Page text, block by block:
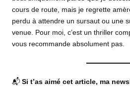
cours de route, mais je regrette
perdu à attendre un sursaut ou une
venue. Pour moi, c’est un thriller
vous recommande absolument pas.
📬 Si t’as aimé cet article, ma